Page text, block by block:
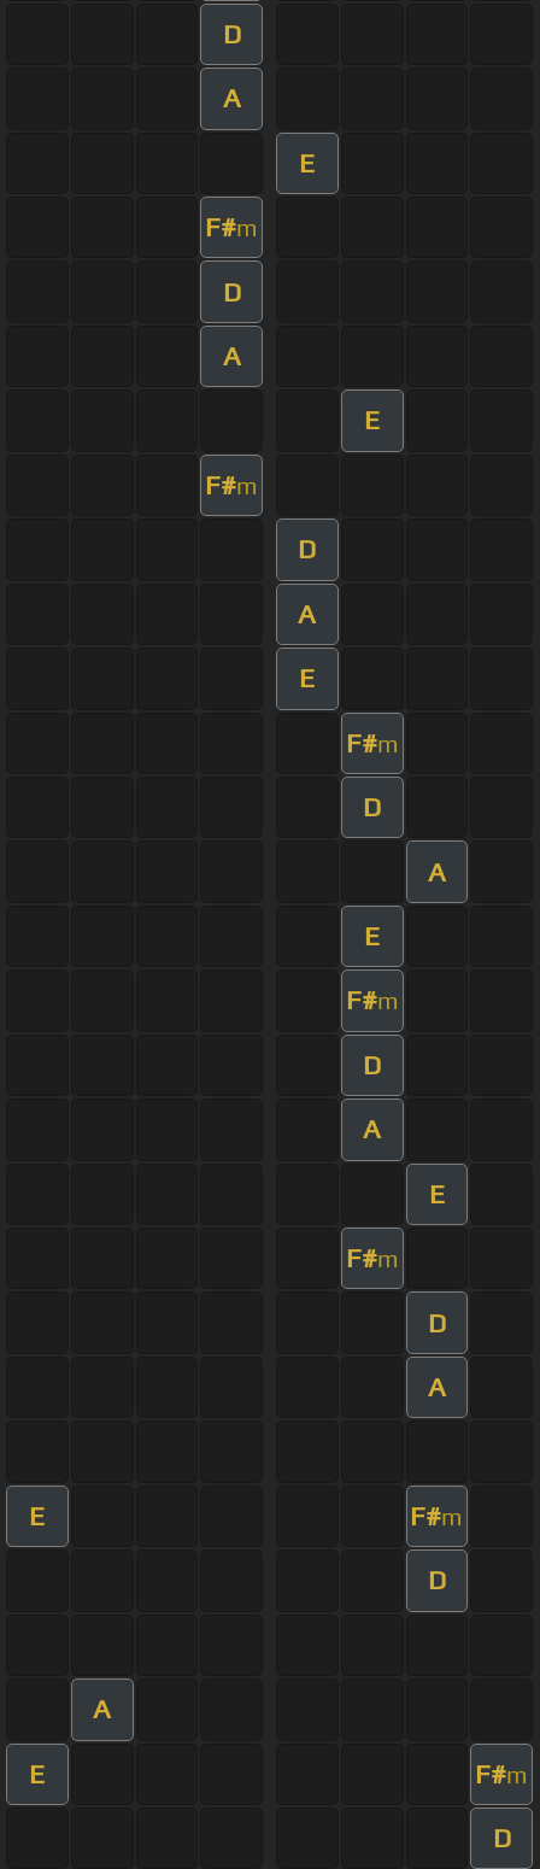
D
A
E
F#m
D
A
E
F#m
D
A
E
F#m
D
A
E
F#m
D
A
E
F#m
D
A
E F#m
D
A
E F#m
D